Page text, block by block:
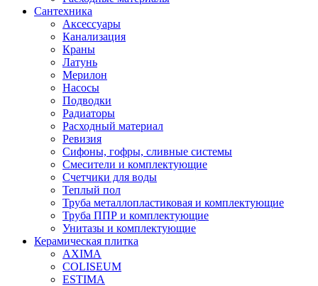
Сантехника
Аксессуары
Канализация
Краны
Латунь
Мерилон
Насосы
Подводки
Радиаторы
Расходный материал
Ревизия
Сифоны, гофры, сливные системы
Смесители и комплектующие
Счетчики для воды
Теплый пол
Труба металлопластиковая и комплектующие
Труба ППР и комплектующие
Унитазы и комплектующие
Керамическая плитка
AXIMA
COLISEUM
ESTIMA